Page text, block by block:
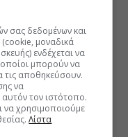
σας δεδομένων και
μοναδικά
ενδέχεται να
μπορούν να
αποθηκεύσουν.
να
τον ιστότοπο.
να χρησιμοποιούμε
Λίστα